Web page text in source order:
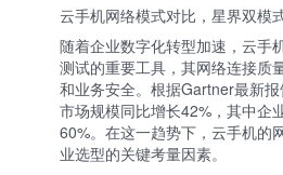
云手机网络模式对比，星界双模
随着企业数字化转型加速，云手
测试的重要工具，其网络连接质
和业务安全。根据Gartner最新
市场规模同比增长42%，其中企
60%。在这一趋势下，云手机的
业选型的关键考量因素。